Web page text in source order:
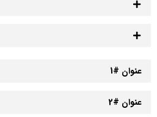
عنوان #1
عنوان #2